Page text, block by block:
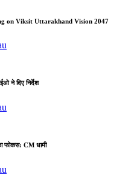
on Viksit Uttarakhand Vision 2047
ने दिए निर्देश
फोकस: CM धामी